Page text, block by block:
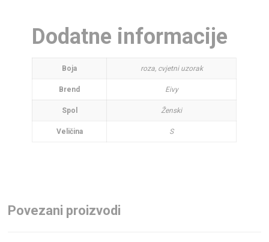
Dodatne informacije
Boja roza, cvjetni uzorak
Brend Eivy
Spol Ženski
Veličina S
Povezani proizvodi